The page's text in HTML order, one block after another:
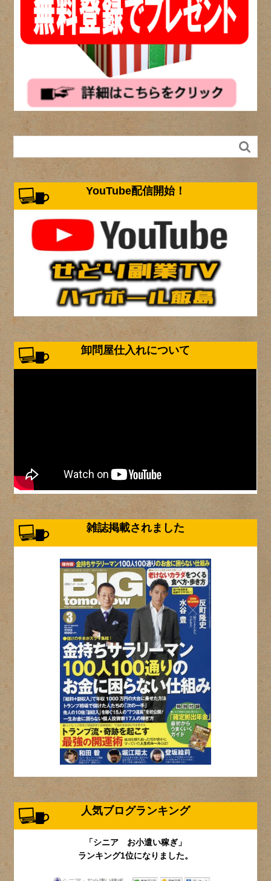

YouTube配信開始！
卸問屋仕入れについて
雑誌掲載されました
人気ブログランキング
「シニア お小遣い稼ぎ」
ランキング1位になりました。